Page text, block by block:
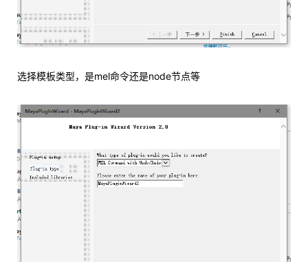
选择模板类型，是mel命令还是node节点等